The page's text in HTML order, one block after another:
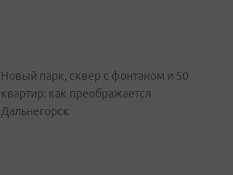
Новый парк, сквер с фонтаном и 50
квартир: как преображается
Дальнегорск